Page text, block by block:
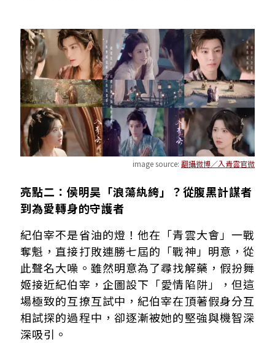
image source: 翻攝微博／入青雲官微
亮點二：侯明昊「浪蕩紈絝」？從腹黑計謀者
到為愛轉身的守護者
紀伯宰不是省油的燈！他在「青雲大會」一戰
奪魁，直接打敗連勝七屆的「戰神」明意，從
此聲名大噪。雖然明意為了尋找解藥，假扮舞
姬接近紀伯宰，企圖設下「愛情陷阱」，但這
場極致的互撩互試中，紀伯宰在頂著假身分互
相試探的過程中，卻逐漸被她的堅強與機智深
深吸引。